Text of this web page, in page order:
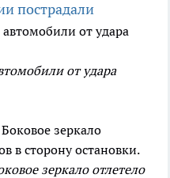
пострадали
от удара
зеркало отлетело